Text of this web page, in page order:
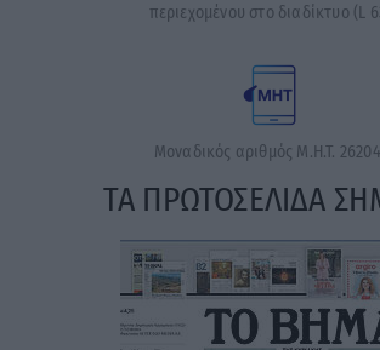
περιεχομένου στο διαδίκτυο (L
Μοναδικός αριθμός Μ.Η.Τ.
ΤΑ ΠΡΩΤΟΣΕΛΙΔΑ